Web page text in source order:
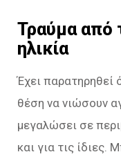
Τραύμα από
ηλικία
Έχει παρατηρηθεί
θέση να νιώσουν
μεγαλώσει σε
και για τις ίδιες.